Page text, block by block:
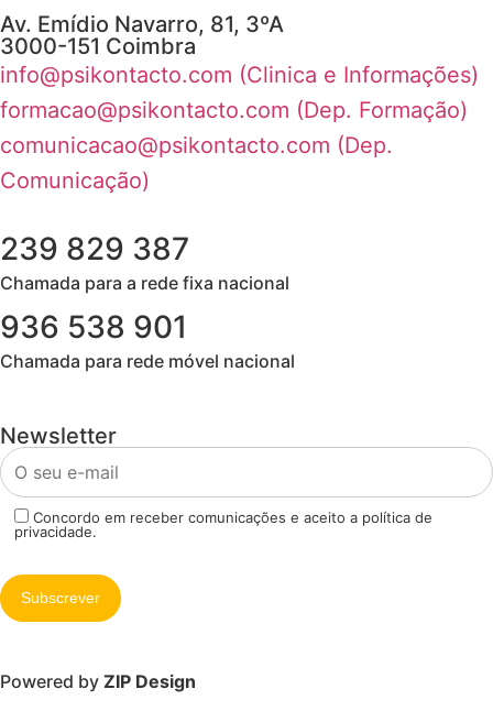
Av. Emídio Navarro, 81, 3ºA
3000-151 Coimbra
info@psikontacto.com (Clinica e Informações)
formacao@psikontacto.com (Dep. Formação)
comunicacao@psikontacto.com (Dep.
Comunicação)
239 829 387
Chamada para a rede fixa nacional​
936 538 901
Chamada para rede móvel nacional
Newsletter
Concordo em receber comunicações e aceito a política de
privacidade.
Powered by ZIP Design